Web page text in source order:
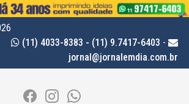
(11) 4033-8383 - (11) 9.7417-6403 -
jornal@jornalemdia.com.br